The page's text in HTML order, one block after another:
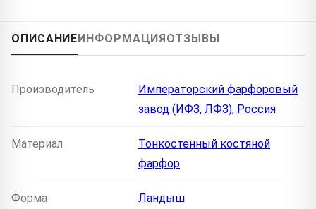
ОПИСАНИЕИНФОРМАЦИЯОТЗЫВЫ
Производитель
Императорский фарфоровый
завод (ИФЗ, ЛФЗ), Россия
Материал
Тонкостенный костяной
фарфор
Форма Ландыш